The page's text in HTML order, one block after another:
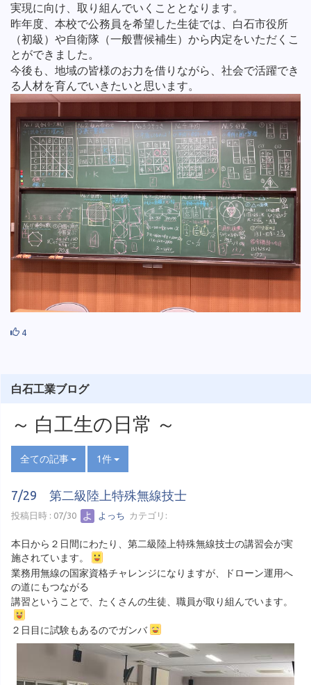
実現に向け、取り組んでいくこととなります。
昨年度、本校で公務員を希望した生徒では、白石市役所
（初級）や自衛隊（一般曹候補生）から内定をいただくこ
とができました。
今後も、地域の皆様のお力を借りながら、社会で活躍でき
る人材を育んでいきたいと思います。
4
白石工業ブログ
～ 白工生の日常 ～
全ての記事 1件
7/29 第二級陸上特殊無線技士
投稿日時 : 07/30 よっち カテゴリ:
本日から２日間にわたり、第二級陸上特殊無線技士の講習会が実
施されています。
業務用無線の国家資格チャレンジになりますが、ドローン運用へ
の道にもつながる
講習ということで、たくさんの生徒、職員が取り組んでいます。
２日目に試験もあるのでガンバ